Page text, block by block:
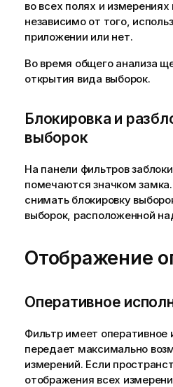
во всех полях и
независимо от того,
приложении или нет.
Во время общего анализа
открытия вида выборок.
Блокировка и
выборок
На панели фильтров
помечаются значком
снимать блокировку
выборок, расположенной
Отображение
Оперативное
Фильтр имеет оперативное
передает максимально
измерений. Если
отображения всех